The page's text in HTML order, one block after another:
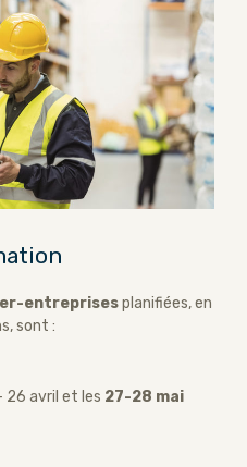
entreprisesplanifiées, en
sont :
26 avril et les 27-28 mai